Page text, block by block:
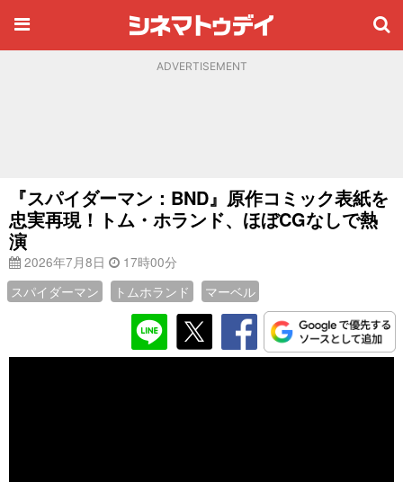
ADVERTISEMENT
『スパイダーマン：BND』原作コミック表紙を
忠実再現！トム・ホランド、ほぼCGなしで熱
演
2026年7月8日
17時00分
スパイダーマン
トムホランド マーベル